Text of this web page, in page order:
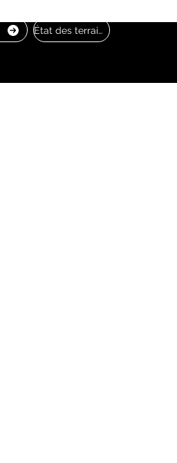
État des terrains